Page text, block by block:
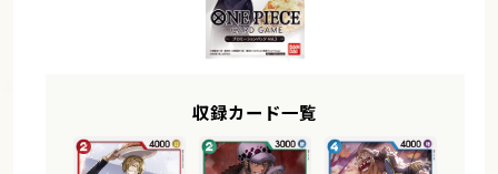
収録カード一覧